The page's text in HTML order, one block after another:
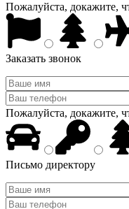
Пожалуйста, докажите,
Заказать звонок
Пожалуйста, докажите,
Письмо директору